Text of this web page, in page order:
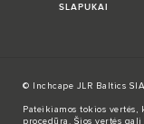
SLAPUKAI
© Inchcape JLR Baltics SIA
Pateikiamos tokios
procedūrą. Šios vertės